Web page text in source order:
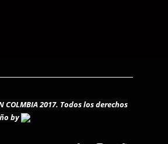
COLMBIA 2017. Todos los derechos
by